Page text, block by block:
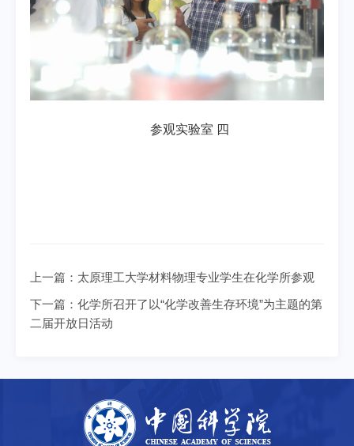
参观实验室 四
上一篇： 太原理工大学材料物理专业学生在化学所参观
下一篇： 化学所召开了以“化学改善生存环境”为主题的第
二届开放日活动